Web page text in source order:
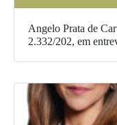
Angelo Prata de
2.332/202, em